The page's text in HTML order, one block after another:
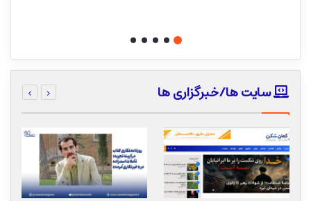
سایت ها/خبرگزاری ها